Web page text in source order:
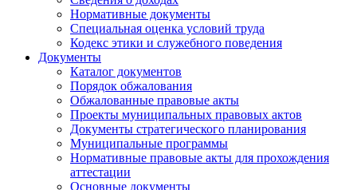
Нормативные документы
Специальная оценка условий труда
Кодекс этики и служебного поведения
Документы
Каталог документов
Порядок обжалования
Обжалованные правовые акты
Проекты муниципальных правовых актов
Документы стратегического планирования
Муниципальные программы
Нормативные правовые акты для прохождения
аттестации
Основные документы